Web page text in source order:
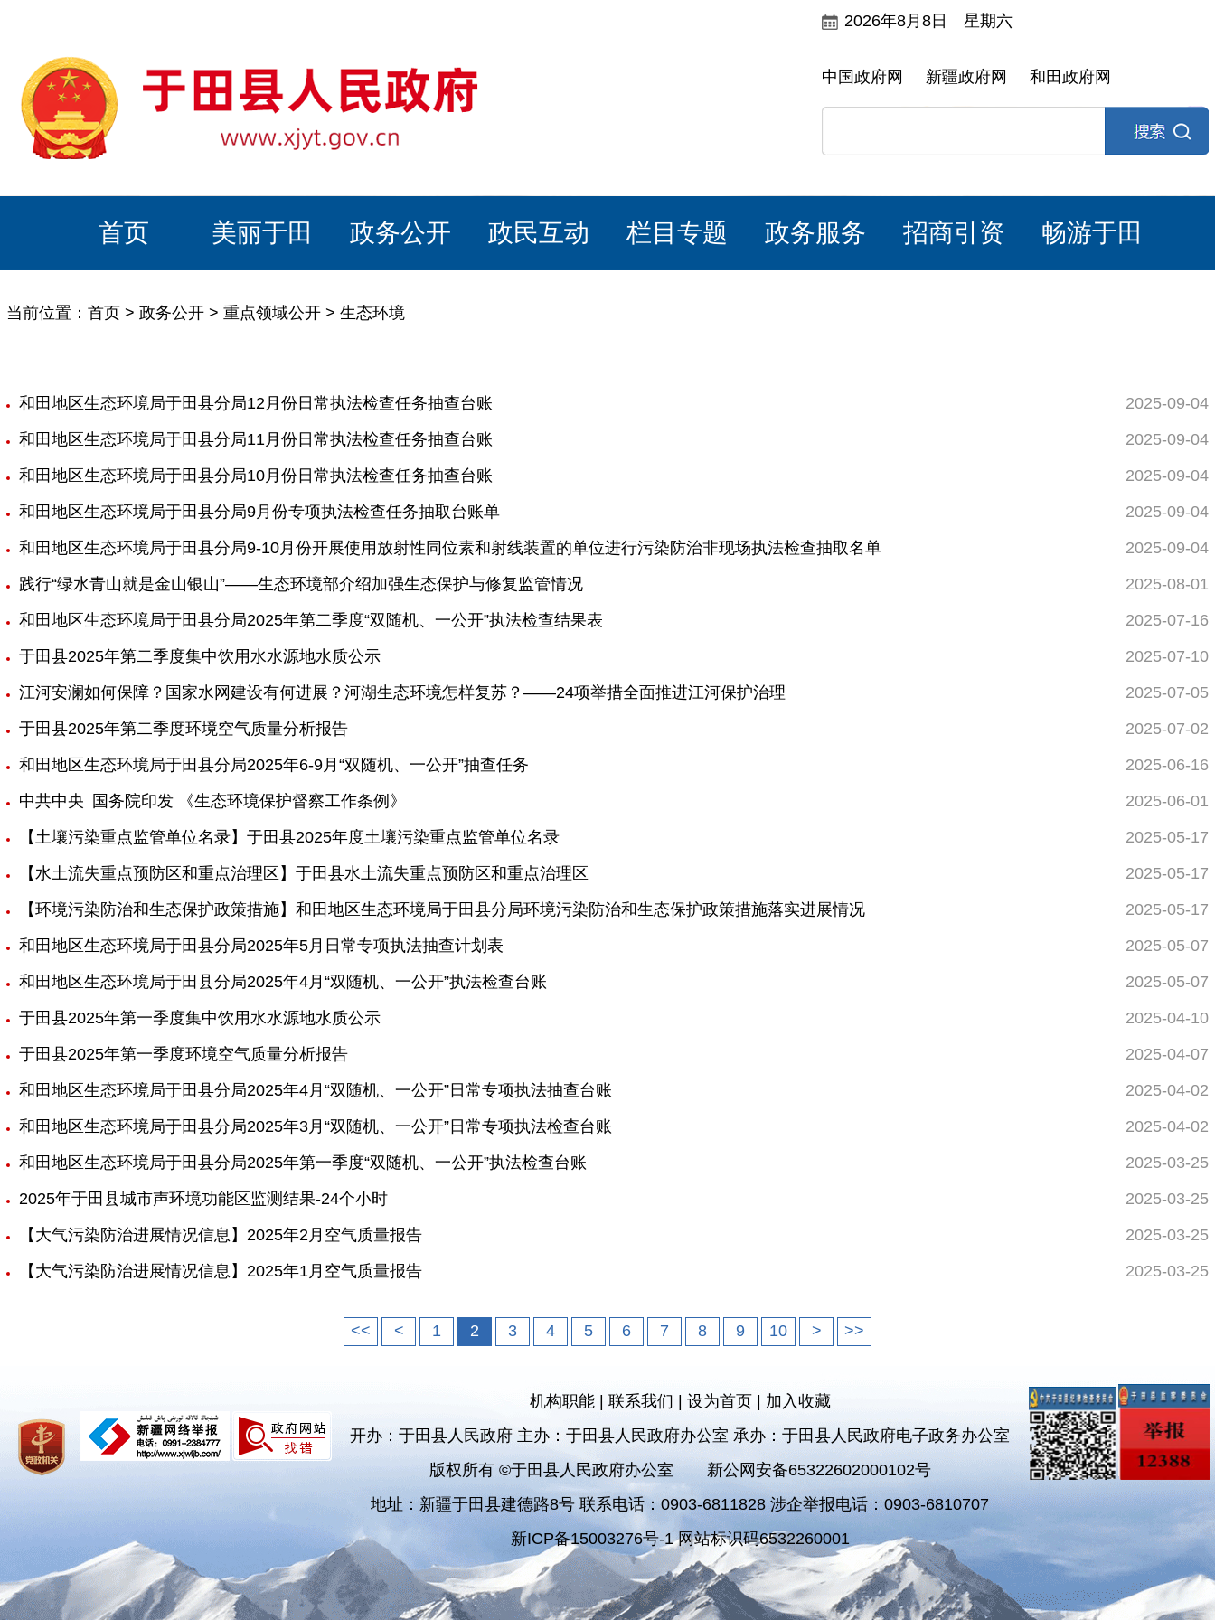
2026年8月8日 星期六
中国政府网 新疆政府网 和田政府网
首页 美丽于田 政务公开 政民互动 栏目专题 政务服务 招商引资 畅游于田
当前位置： 首页 > 政务公开 > 重点领域公开 > 生态环境
和田地区生态环境局于田县分局12月份日常执法检查任务抽查台账
2025-09-04
和田地区生态环境局于田县分局11月份日常执法检查任务抽查台账
2025-09-04
和田地区生态环境局于田县分局10月份日常执法检查任务抽查台账
2025-09-04
和田地区生态环境局于田县分局9月份专项执法检查任务抽取台账单
2025-09-04
和田地区生态环境局于田县分局9-10月份开展使用放射性同位素和射线装置的单位进行污染防治非现场执法检查抽取名单
2025-09-04
践行“绿水青山就是金山银山”——生态环境部介绍加强生态保护与修复监管情况
2025-08-01
和田地区生态环境局于田县分局2025年第二季度“双随机、一公开”执法检查结果表
2025-07-16
于田县2025年第二季度集中饮用水水源地水质公示
2025-07-10
江河安澜如何保障？国家水网建设有何进展？河湖生态环境怎样复苏？——24项举措全面推进江河保护治理
2025-07-05
于田县2025年第二季度环境空气质量分析报告
2025-07-02
和田地区生态环境局于田县分局2025年6-9月“双随机、一公开”抽查任务
2025-06-16
中共中央 国务院印发 《生态环境保护督察工作条例》
2025-06-01
【土壤污染重点监管单位名录】于田县2025年度土壤污染重点监管单位名录
2025-05-17
【水土流失重点预防区和重点治理区】于田县水土流失重点预防区和重点治理区
2025-05-17
【环境污染防治和生态保护政策措施】和田地区生态环境局于田县分局环境污染防治和生态保护政策措施落实进展情况
2025-05-17
和田地区生态环境局于田县分局2025年5月日常专项执法抽查计划表
2025-05-07
和田地区生态环境局于田县分局2025年4月“双随机、一公开”执法检查台账
2025-05-07
于田县2025年第一季度集中饮用水水源地水质公示
2025-04-10
于田县2025年第一季度环境空气质量分析报告
2025-04-07
和田地区生态环境局于田县分局2025年4月“双随机、一公开”日常专项执法抽查台账
2025-04-02
和田地区生态环境局于田县分局2025年3月“双随机、一公开”日常专项执法检查台账
2025-04-02
和田地区生态环境局于田县分局2025年第一季度“双随机、一公开”执法检查台账
2025-03-25
2025年于田县城市声环境功能区监测结果-24个小时
2025-03-25
【大气污染防治进展情况信息】2025年2月空气质量报告
2025-03-25
【大气污染防治进展情况信息】2025年1月空气质量报告
2025-03-25
<< < 1 2 3 4 5 6 7 8 9 10 > >>
机构职能| 联系我们 设为首页| 加入收藏
开办：于田县人民政府 主办：于田县人民政府办公室 承办：于田县人民政府电子政务办公室
版权所有 ©于田县人民政府办公室
新公网安备65322602000102号
地址：新疆于田县建德路8号 联系电话：0903-6811828 涉企举报电话：0903-6810707
新ICP备15003276号-1 网站标识码6532260001